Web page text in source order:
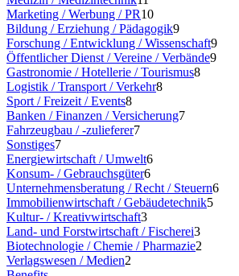
Marketing / Werbung / PR10
Bildung / Erziehung / Pädagogik9
Forschung / Entwicklung / Wissenschaft9
Öffentlicher Dienst / Vereine / Verbände9
Gastronomie / Hotellerie / Tourismus8
Logistik / Transport / Verkehr8
Sport / Freizeit / Events8
Banken / Finanzen / Versicherung7
Fahrzeugbau / -zulieferer7
Sonstiges7
Energiewirtschaft / Umwelt6
Konsum- / Gebrauchsgüter6
Unternehmensberatung / Recht / Steuern6
Immobilienwirtschaft / Gebäudetechnik5
Kultur- / Kreativwirtschaft3
Land- und Forstwirtschaft / Fischerei3
Biotechnologie / Chemie / Pharmazie2
Verlagswesen / Medien2